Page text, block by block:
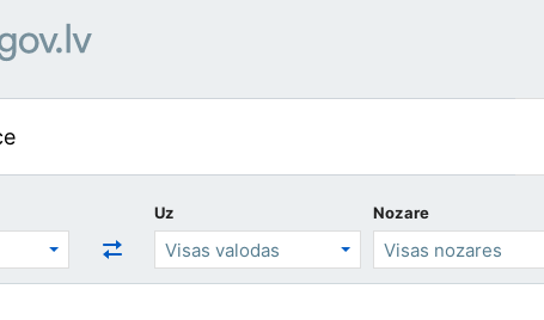
Uz
Nozare